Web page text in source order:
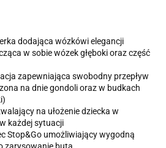
dodająca wózkówi elegancji
w sobie wózek głęboki oraz część
zapewniająca swobodny przepływ
na dnie gondoli oraz w budkach
na ułożenie dziecka w
każdej sytuacji
Stop&Go umożliwiający wygodną